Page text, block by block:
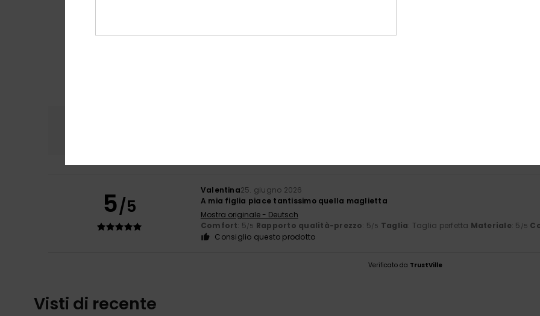
5.0
5/5
Valentina25. giugno 2026
A mia figlia piace tantissimo quella maglietta
Mostra originale - Deutsch
Comfort: 5/5 Rapporto qualità-prezzo: 5/5 Taglia: Taglia perfetta Materiale: 5 /5
Consiglio questo prodotto
Verificato da TrustVille
Visti di recente